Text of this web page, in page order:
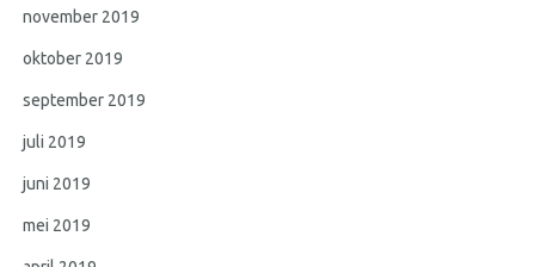
november 2019
oktober 2019
september 2019
juli 2019
juni 2019
mei 2019